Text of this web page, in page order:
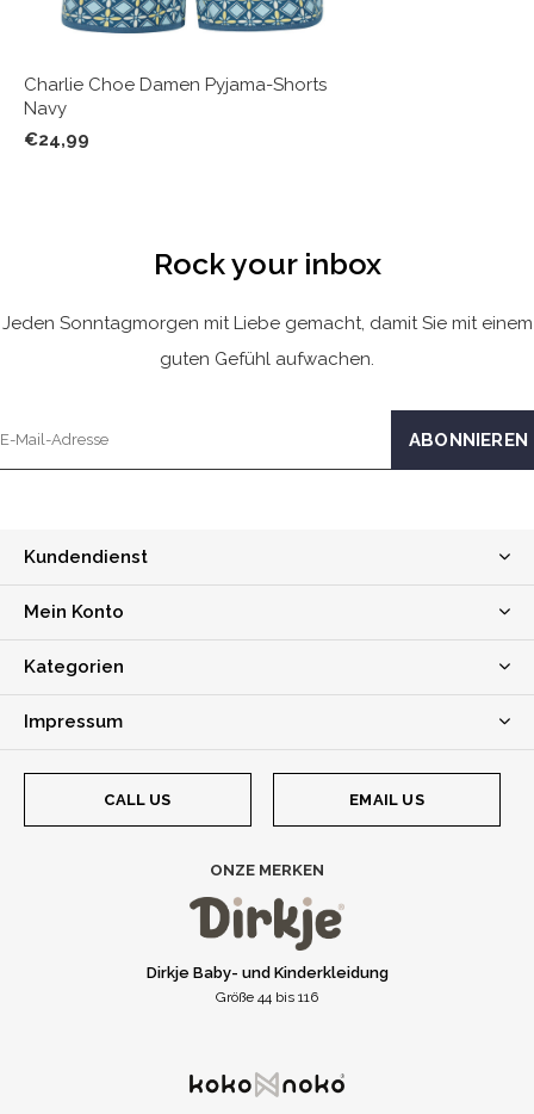
Charlie Choe Damen Pyjama-Shorts
Navy
€24,99
Rock your inbox
Jeden Sonntagmorgen mit Liebe gemacht, damit Sie mit einem
guten Gefühl aufwachen.
Kundendienst
Mein Konto
Kategorien
Impressum
CALL US EMAIL US
ONZE MERKEN
Dirkje Baby- und Kinderkleidung
Größe 44 bis 116